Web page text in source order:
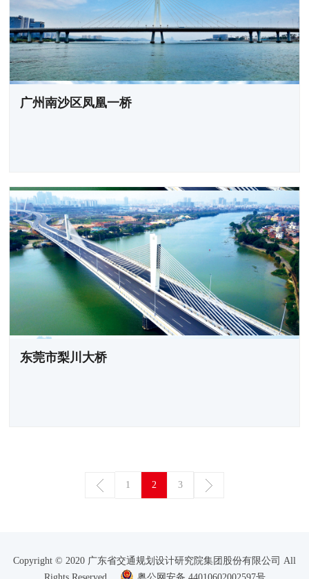
广州南沙区凤凰一桥
东莞市梨川大桥
1 2 3
Copyright © 2020 广东省交通规划设计研究院集团股份有限公司 All